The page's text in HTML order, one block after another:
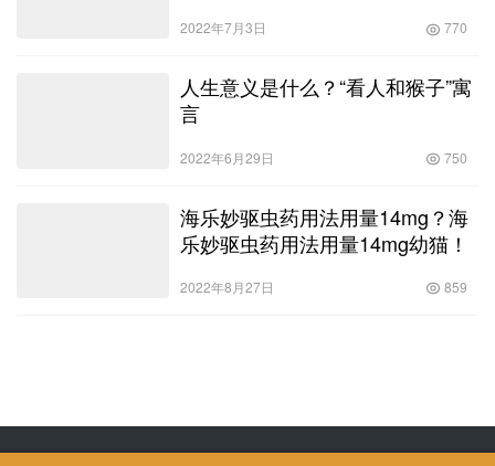
2022年7月3日 770
人生意义是什么？“看人和猴子”寓
言
2022年6月29日 750
海乐妙驱虫药用法用量14mg？海
乐妙驱虫药用法用量14mg幼猫！
2022年8月27日 859
Copyright © 飒飒宠物生活 版权所有SiteMap网站地图苏ICP备2022024906